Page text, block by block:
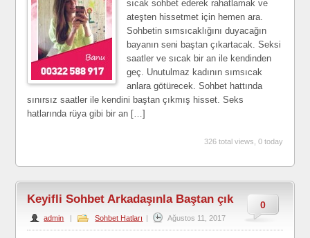
sıcak sohbet ederek rahatlamak ve
ateşten hissetmet için hemen ara.
Sohbetin sımsıcaklığını duyacağın
bayanın seni baştan çıkartacak. Seksi
saatler ve sıcak bir an ile kendinden
geç. Unutulmaz kadının sımsıcak
anlara götürecek. Sohbet hattında
sınırsız saatler ile kendini baştan çıkmış hisset. Seks
hatlarında rüya gibi bir an […]
326 total views, 0 today
0
Keyifli Sohbet Arkadaşınla Baştan çık
admin | Sohbet Hatları | Ağustos 11, 2017